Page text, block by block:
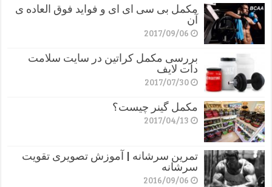
مکمل بی سی ای ای و فواید فوق العاده ی
آن
2017/09/06
بررسی مکمل کراتین در سایت سلامت
دات لایف
2017/07/30
مکمل گینر چیست؟
2017/04/13
تمرین سرشانه | آموزش تصویری تقویت
سرشانه
2016/09/06